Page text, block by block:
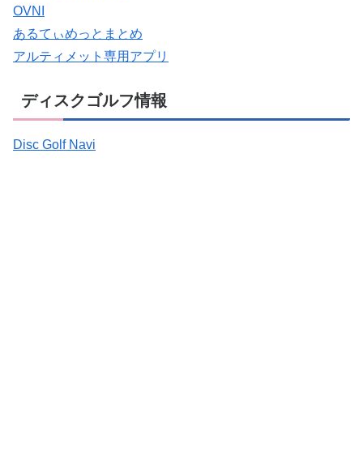
OVNI
あるてぃめっとまとめ
アルティメット専用アプリ
ディスクゴルフ情報
Disc Golf Navi